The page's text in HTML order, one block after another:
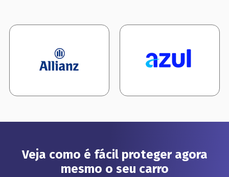
Veja como é fácil proteger agora
mesmo o seu carro